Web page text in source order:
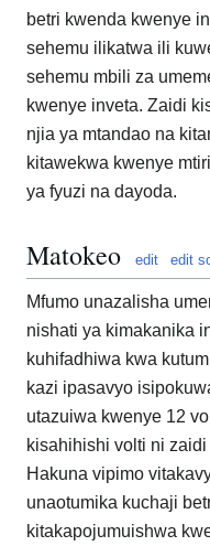
betri kwenda kwenye
sehemu ilikatwa ili
sehemu mbili za
kwenye inveta. Zaidi
njia ya mtandao na
kitawekwa kwenye
ya fyuzi na dayoda.
Matokeo edit edit
Mfumo unazalisha
nishati ya kimakanika
kuhifadhiwa kwa
kazi ipasavyo
utazuiwa kwenye 12
kisahihishi volti ni
Hakuna vipimo
unaotumika kuchaji
kitakapojumuishwa